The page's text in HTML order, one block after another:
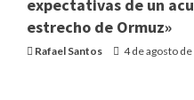
expectativas de un
estrecho de Ormuz»
Rafael Santos 4 de agosto